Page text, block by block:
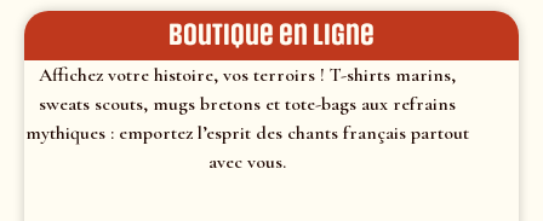
Boutique en ligne
Affichez votre histoire, vos terroirs ! T-shirts marins,
sweats scouts, mugs bretons et tote-bags aux refrains
mythiques : emportez l’esprit des chants français partout
avec vous.